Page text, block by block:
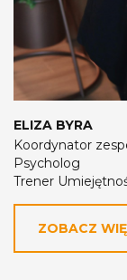
ELIZA BYRA
Koordynator
Psycholog
Trener
ZOBACZ